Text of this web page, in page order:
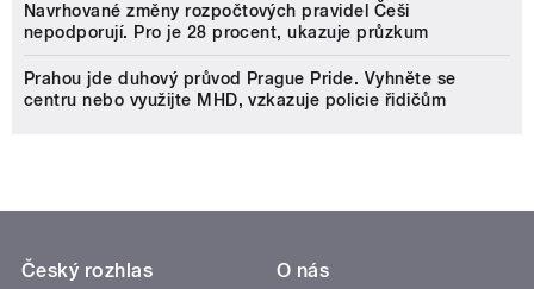
Navrhované změny rozpočtových pravidel Češi
nepodporují. Pro je 28 procent, ukazuje průzkum
Prahou jde duhový průvod Prague Pride. Vyhněte se
centru nebo využijte MHD, vzkazuje policie řidičům
Český rozhlas
O nás